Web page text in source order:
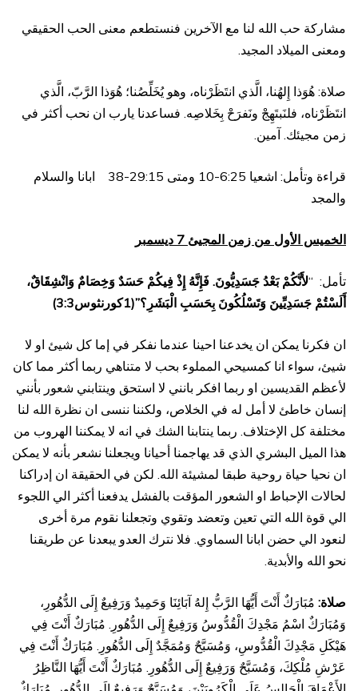
مشاركة حب الله لنا مع الآخرين فنستطعم معنى الحب الحقيقي
ومعنى الميلاد المجيد.
صلاة: هُوَذا إِلهُنا، الَّذي انتَظَرْناه، وهو يُخَلِّصُنا؛ هُوَذا الرَّبّ، الَّذي
انتَظَرْناه، فلنَبتَهِجْ ونَفرَحْ بِخَلاصِه. فساعدنا يارب ان نحب أكثر في
زمن مجيئك. آمين.
قراءة وتأمل: اشعيا 6:25-10 ومتى 29:15-38 ابانا والسلام
والمجد
الخميس الأول من زمن المجيئ 7 ديسمبر
تأمل: “لأَنَّكُمْ بَعْدُ جَسَدِيُّونَ. فَإِنَّهُ إِذْ فِيكُمْ حَسَدٌ وَخِصَامٌ وَانْشِقَاقٌ،
أَلَسْتُمْ جَسَدِيِّينَ وَتَسْلُكُونَ بِحَسَبِ الْبَشَرِ؟”(1كورنثوس3:3)
ان فكرنا يمكن ان يخدعنا احينا عندما نفكر في إما كل شيئ او لا
شيئ، سواء انا كمسيحي المملوء بحب لا متناهي ربما أكثر مما كان
لأعظم القديسين او ربما افكر بانني لا استحق وينتابني شعور بأنني
إنسان خاطئ لا أمل له في الخلاص، ولكننا ننسى ان نظرة الله لنا
مختلفة كل الإختلاف. ربما ينتابنا الشك في انه لا يمكننا الهروب من
هذا الميل البشري الذي قد يهاجمنا أحيانا ويجعلنا نشعر بأنه لا يمكن
ان نحيا حياة روحية طبقا لمشيئة الله. لكن في الحقيقة ان إدراكنا
لحالات الإحباط او الشعور المؤقت بالفشل يدفعنا أكثر الي اللجوء
الي قوة الله التي تعين وتعضد وتقوي وتجعلنا نقوم مرة أخرى
لنعود الي حضن ابانا السماوي. فلا نترك العدو يبعدنا عن طريقنا
نحو الله والأبدية.
صلاة: مُبَارَكٌ أَنْتَ أَيُّهَا الرَّبُّ إِلهُ آبَائِنَا وَحَمِيدٌ وَرَفِيعٌ إِلَى الدُّهُورِ،
وَمُبَارَكٌ اسْمُ مَجْدِكَ الْقُدُّوسُ وَرَفِيعٌ إِلَى الدُّهُورِ. مُبَارَكٌ أَنْتَ فِي
هَيْكَلِ مَجْدِكَ الْقُدُّوسِ، وَمُسَبَّحٌ وَمُمَجَّدٌ إِلَى الدُّهُورِ. مُبَارَكٌ أَنْتَ فِي
عَرْشِ مُلْكِكَ، وَمُسَبَّحٌ وَرَفِيعٌ إِلَى الدُّهُورِ. مُبَارَكٌ أَنْتَ أَيُّهَا النَّاظِرُ